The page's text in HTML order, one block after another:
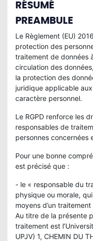
RÉSUMÉ
PREAMBULE
Le Règlement (EU)
protection des
traitement de données
circulation des
la protection des
juridique applicable
caractère personnel.
Le RGPD renforce les
responsables de
personnes concernées
Pour une bonne
est précisé que :
- le « responsable du
physique ou morale,
moyens d’un
Au titre de la présente
traitement est
UPJV) 1, CHEMIN DU